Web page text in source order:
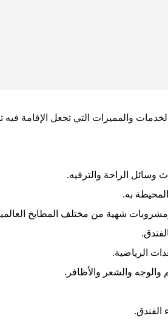
والمميزات التي تجعل الإقامة فيه
وسائل الراحة والترفيه.
به.
شهية من مختلف المطابخ
الرياضية.
والشعر والأظافر.
الفندق.